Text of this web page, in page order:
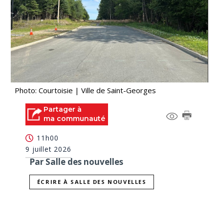
Photo: Courtoisie | Ville de Saint-Georges
Partager à
ma communauté
11h00
9 juillet 2026
Par Salle des nouvelles
ÉCRIRE À SALLE DES NOUVELLES